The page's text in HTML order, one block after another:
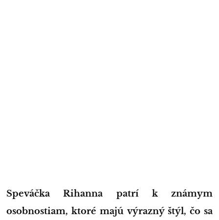
Speváčka Rihanna patrí k známym
osobnostiam, ktoré majú výrazný štýl, čo sa